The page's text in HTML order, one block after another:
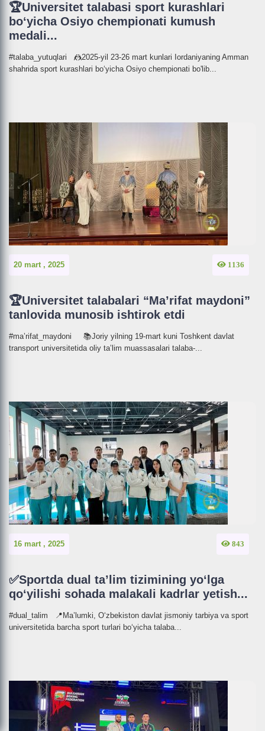
🏆Universitet talabasi sport kurashlari
bo‘yicha Osiyo chempionati kumush
medali...
#talaba_yutuqlari 🤼2025-yil 23-26 mart kunlari Iordaniyaning Amman
shahrida sport kurashlari bo‘yicha Osiyo chempionati bo'lib...
20 mart , 2025 1136
🏆Universitet talabalari “Ma’rifat maydoni”
tanlovida munosib ishtirok etdi
#ma’rifat_maydoni 📚Joriy yilning 19-mart kuni Toshkent davlat
transport universitetida oliy taʼlim muassasalari talaba-...
16 mart , 2025 843
✅Sportda dual ta’lim tizimining yo‘lga
qo‘yilishi sohada malakali kadrlar yetish...
#dual_talim 📍Ma’lumki, O‘zbekiston davlat jismoniy tarbiya va sport
universitetida barcha sport turlari bo‘yicha talaba...
Telegramdagi kanalimizga
Ulanish